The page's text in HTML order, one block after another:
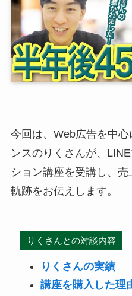
今回は、Web広告を中
ンスのりくさんが、
ション講座を受講し、
軌跡をお伝えします。
りくさんとの対談内容
りくさんの実績
講座を購入した理